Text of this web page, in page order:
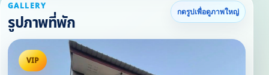
GALLERY
รูปภาพที่พัก
กดรูปเพื่อดูภาพใหญ่
VIP